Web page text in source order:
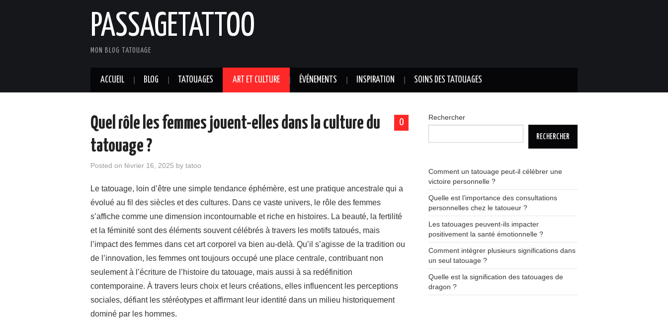
PASSAGETATTOO
MON BLOG TATOUAGE
ACCUEIL BLOG TATOUAGES ART ET CULTURE ÉVÉNEMENTS INSPIRATION SOINS DES TATOUAGES
0
Quel rôle les femmes jouent-elles dans la culture du
tatouage ?
Posted on février 16, 2025 by tatoo
Le tatouage, loin d’être une simple tendance éphémère, est une pratique ancestrale qui a
évolué au fil des siècles et des cultures. Dans ce vaste univers, le rôle des femmes
s’affiche comme une dimension incontournable et riche en histoires. La beauté, la fertilité
et la féminité sont des éléments souvent célébrés à travers les motifs tatoués, mais
l’impact des femmes dans cet art corporel va bien au-delà. Qu’il s’agisse de la tradition ou
de l’innovation, les femmes ont toujours occupé une place centrale, contribuant non
seulement à l’écriture de l’histoire du tatouage, mais aussi à sa redéfinition
contemporaine. À travers leurs choix et leurs créations, elles influencent les perceptions
sociales, défiant les stéréotypes et affirmant leur identité dans un milieu historiquement
dominé par les hommes.
Rechercher
RECHERCHER
Comment un tatouage peut-il célébrer une
victoire personnelle ?
Quelle est l’importance des consultations
personnelles chez le tatoueur ?
Les tatouages peuvent-ils impacter
positivement la santé émotionnelle ?
Comment intégrer plusieurs significations dans
un seul tatouage ?
Quelle est la signification des tatouages de
dragon ?